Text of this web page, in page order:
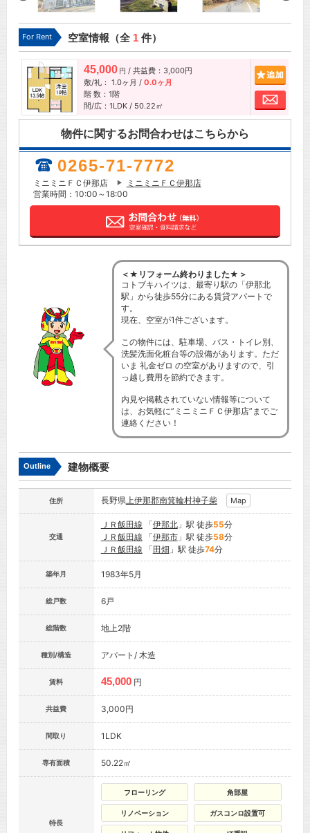
For Rent 空室情報（全 1件）
45,000 円 / 共益費：3,000円
敷/礼： 1.0ヶ月 / 0.0ヶ月
階 数：1階
間/広：1LDK / 50.22㎡
お問
物件に関するお問合わせはこちらから
0265-71-7772
ミニミニＦＣ伊那店
ミニミニＦＣ伊那店
営業時間：10:00～18:00
＜★リフォーム終わりました★＞
コトブキハイツは、最寄り駅の「伊那北
駅」から徒歩55分にある賃貸アパートで
す。
現在、空室が1件ございます。
この物件には、駐車場、バス・トイレ別、
洗髪洗面化粧台等の設備があります。ただ
いま 礼金ゼロ の空室がありますので、引
っ越し費用を節約できます。
内見や掲載されていない情報等について
は、お気軽に”ミニミニＦＣ伊那店”までご
連絡ください！
Outline 建物概要
住所 長野県上伊那郡南箕輪村神子柴 Map
交通
ＪＲ飯田線 「伊那北」駅 徒歩55分
ＪＲ飯田線 「伊那市」駅 徒歩58分
ＪＲ飯田線 「田畑 」駅 徒歩74分
築年月 1983年5月
総戸数 6戸
総階数 地上2階
種別/構造 アパート/ 木造
賃料 45,000 円
共益費 3,000円
間取り 1LDK
専有面積 50.22㎡
特長
フローリング 角部屋
リノベーション ガスコンロ設置可